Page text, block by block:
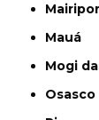
Mauá
Mogi
Osasco